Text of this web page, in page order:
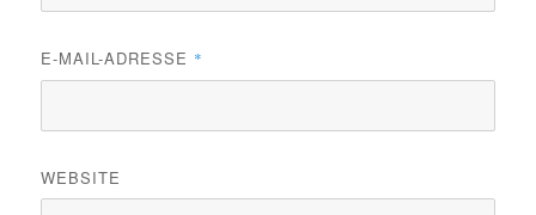
E-MAIL-ADRESSE *
WEBSITE